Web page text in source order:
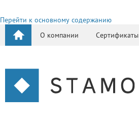
Перейти к основному содержанию
О компании
Сертификаты